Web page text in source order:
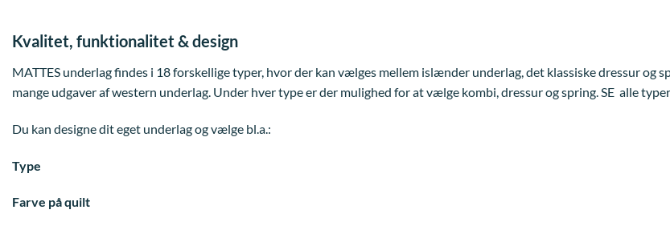
Kvalitet, funktionalitet & design
MATTES underlag findes i 18 forskellige typer, hvor der kan vælges mellem islænder underlag, det klassiske dressur og
mange udgaver af western underlag. Under hver type er der mulighed for at vælge kombi, dressur og spring. SE alle
Du kan designe dit eget underlag og vælge bl.a.:
Type
Farve på quilt